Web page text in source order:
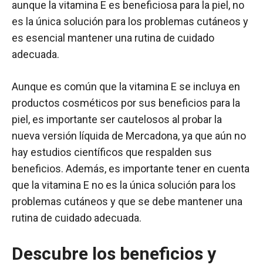
aunque la vitamina E es beneficiosa para la piel, no
es la única solución para los problemas cutáneos y
es esencial mantener una rutina de cuidado
adecuada.
Aunque es común que la vitamina E se incluya en
productos cosméticos por sus beneficios para la
piel, es importante ser cautelosos al probar la
nueva versión líquida de Mercadona, ya que aún no
hay estudios científicos que respalden sus
beneficios. Además, es importante tener en cuenta
que la vitamina E no es la única solución para los
problemas cutáneos y que se debe mantener una
rutina de cuidado adecuada.
Descubre los beneficios y